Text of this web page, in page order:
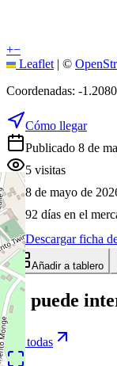
+−
Leaflet | ©
Coordenadas: -
Cómo llegar
Publicado 8 de
5 visitas
8 de mayo de
92 días en el
Descargar ficha
Añadir a tablero
Te puede
Ver todas